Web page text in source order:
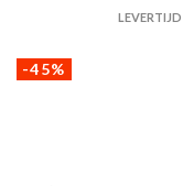
LEVERTIJD
-45%